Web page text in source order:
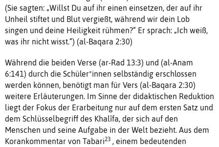
(Sie sagten: „Willst Du auf ihr einen einsetzen, der auf ihr
Unheil stiftet und Blut vergießt, während wir dein Lob
singen und deine Heiligkeit rühmen?“ Er sprach: „Ich weiß,
was ihr nicht wisst.“) (al-Baqara 2:30)
Während die beiden Verse (ar-Rad 13:3) und (al-Anam
6:141) durch die Schüler*innen selbständig erschlossen
werden können, benötigt man für Vers (al-Baqara 2:30)
weitere Erläuterungen. Im Sinne der didaktischen Reduktion
liegt der Fokus der Erarbeitung nur auf dem ersten Satz und
dem Schlüsselbegriff des Khalīfa, der sich auf den
Menschen und seine Aufgabe in der Welt bezieht. Aus dem
Korankommentar von Tabari23 , einem bedeutenden